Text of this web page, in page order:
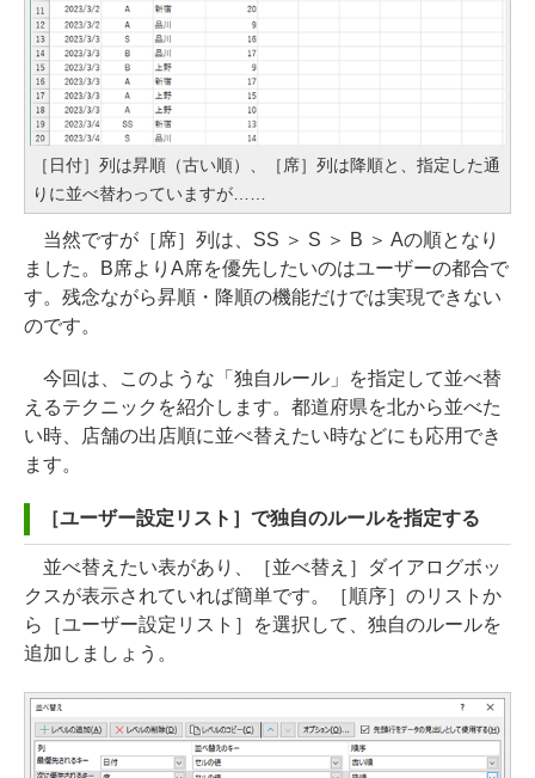
［日付］列は昇順（古い順）、［席］列は降順と、指定した通
りに並べ替わっていますが……
当然ですが［席］列は、SS ＞ S ＞ B ＞ Aの順となり
ました。B席よりA席を優先したいのはユーザーの都合で
す。残念ながら昇順・降順の機能だけでは実現できない
のです。
今回は、このような「独自ルール」を指定して並べ替
えるテクニックを紹介します。都道府県を北から並べた
い時、店舗の出店順に並べ替えたい時などにも応用でき
ます。
［ユーザー設定リスト］で独自のルールを指定する
並べ替えたい表があり、［並べ替え］ダイアログボッ
クスが表示されていれば簡単です。［順序］のリストか
ら［ユーザー設定リスト］を選択して、独自のルールを
追加しましょう。